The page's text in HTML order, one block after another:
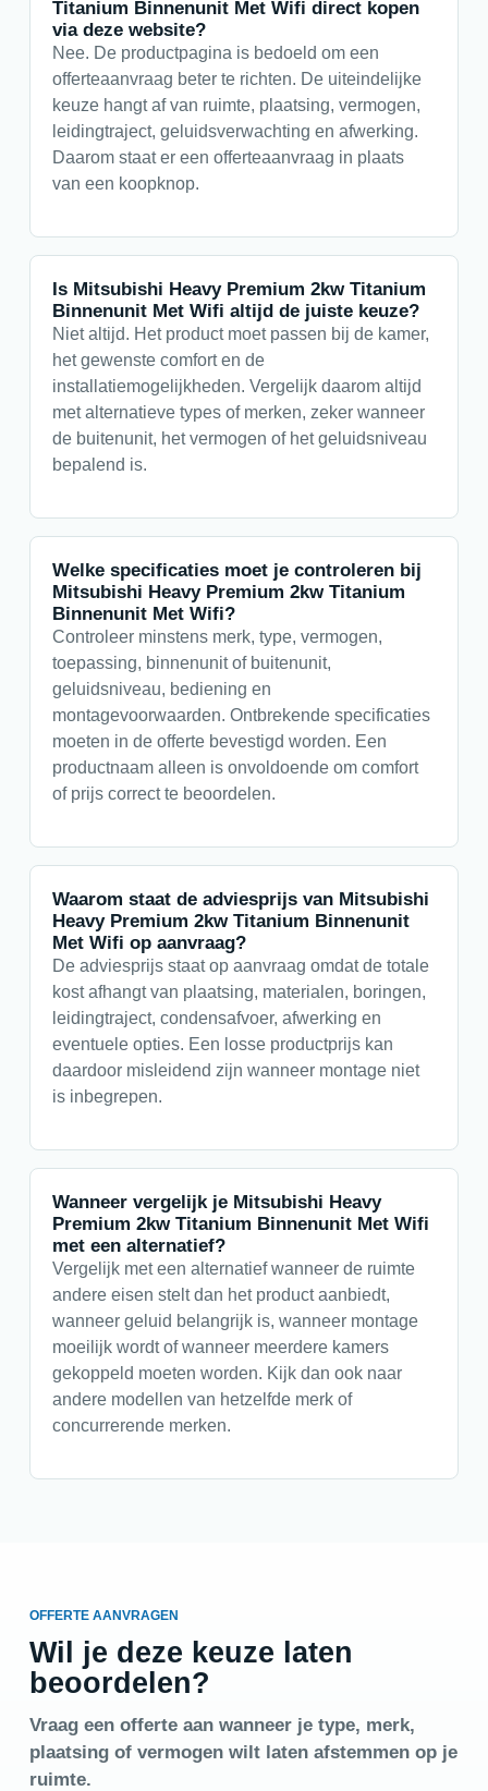
Titanium Binnenunit Met Wifi direct kopen
via deze website?
Nee. De productpagina is bedoeld om een
offerteaanvraag beter te richten. De uiteindelijke
keuze hangt af van ruimte, plaatsing, vermogen,
leidingtraject, geluidsverwachting en afwerking.
Daarom staat er een offerteaanvraag in plaats
van een koopknop.
Is Mitsubishi Heavy Premium 2kw Titanium
Binnenunit Met Wifi altijd de juiste keuze?
Niet altijd. Het product moet passen bij de kamer,
het gewenste comfort en de
installatiemogelijkheden. Vergelijk daarom altijd
met alternatieve types of merken, zeker wanneer
de buitenunit, het vermogen of het geluidsniveau
bepalend is.
Welke specificaties moet je controleren bij
Mitsubishi Heavy Premium 2kw Titanium
Binnenunit Met Wifi?
Controleer minstens merk, type, vermogen,
toepassing, binnenunit of buitenunit,
geluidsniveau, bediening en
montagevoorwaarden. Ontbrekende specificaties
moeten in de offerte bevestigd worden. Een
productnaam alleen is onvoldoende om comfort
of prijs correct te beoordelen.
Waarom staat de adviesprijs van Mitsubishi
Heavy Premium 2kw Titanium Binnenunit
Met Wifi op aanvraag?
De adviesprijs staat op aanvraag omdat de totale
kost afhangt van plaatsing, materialen, boringen,
leidingtraject, condensafvoer, afwerking en
eventuele opties. Een losse productprijs kan
daardoor misleidend zijn wanneer montage niet
is inbegrepen.
Wanneer vergelijk je Mitsubishi Heavy
Premium 2kw Titanium Binnenunit Met Wifi
met een alternatief?
Vergelijk met een alternatief wanneer de ruimte
andere eisen stelt dan het product aanbiedt,
wanneer geluid belangrijk is, wanneer montage
moeilijk wordt of wanneer meerdere kamers
gekoppeld moeten worden. Kijk dan ook naar
andere modellen van hetzelfde merk of
concurrerende merken.
OFFERTE AANVRAGEN
Wil je deze keuze laten
beoordelen?
Vraag een offerte aan wanneer je type, merk,
plaatsing of vermogen wilt laten afstemmen op je
ruimte.